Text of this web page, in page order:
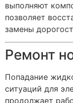
выполняют
позволяет
замены
Ремонт
Попадание
ситуаций для
продолжает